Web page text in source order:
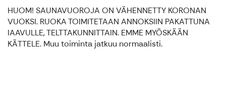
HUOM! SAUNAVUOROJA ON VÄHENNETTY KORONAN
VUOKSI. RUOKA TOIMITETAAN ANNOKSIIN PAKATTUNA
lAAVULLE, TELTTAKUNNITTAIN. EMME MYÖSKÄÄN
KÄTTELE. Muu toiminta jatkuu normaalisti.